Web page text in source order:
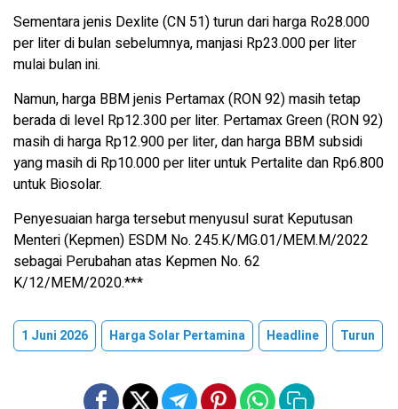
Sementara jenis Dexlite (CN 51) turun dari harga Ro28.000
per liter di bulan sebelumnya, manjasi Rp23.000 per liter
mulai bulan ini.
Namun, harga BBM jenis Pertamax (RON 92) masih tetap
berada di level Rp12.300 per liter. Pertamax Green (RON 92)
masih di harga Rp12.900 per liter, dan harga BBM subsidi
yang masih di Rp10.000 per liter untuk Pertalite dan Rp6.800
untuk Biosolar.
Penyesuaian harga tersebut menyusul surat Keputusan
Menteri (Kepmen) ESDM No. 245.K/MG.01/MEM.M/2022
sebagai Perubahan atas Kepmen No. 62
K/12/MEM/2020.***
1 Juni 2026 Harga Solar Pertamina Headline Turun